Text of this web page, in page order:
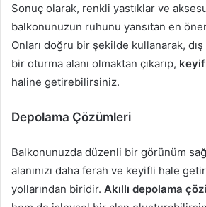
Sonuç olarak, renkli yastıklar ve
balkonunuzun ruhunu yansıtan en
Onları doğru bir şekilde kullanarak, dış
bir oturma alanı olmaktan çıkarıp,
haline getirebilirsiniz.
Depolama Çözümleri
Balkonunuzda düzenli bir görünüm
alanınızı daha ferah ve keyifli hale
yollarından biridir. Akıllı depolama